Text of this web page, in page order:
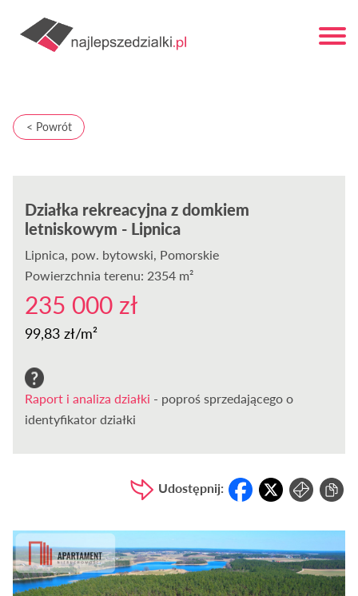
< Powrót
Działka rekreacyjna z domkiem
letniskowym - Lipnica
Lipnica, pow. bytowski, Pomorskie
Powierzchnia terenu: 2354 m²
235 000 zł
99,83 zł/m²
Raport i analiza działki - poproś sprzedającego o
identyfikator działki
Udostępnij: